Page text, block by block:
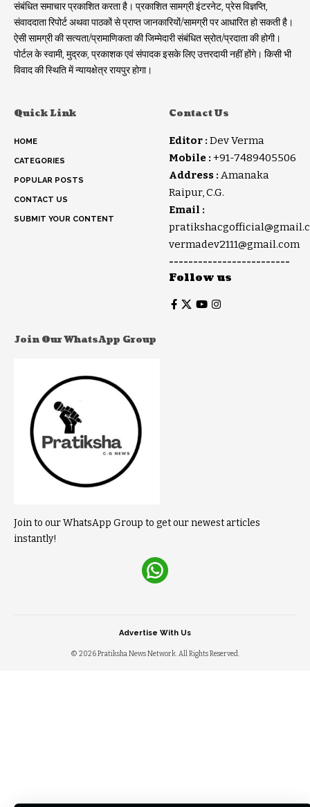
संबंधित समाचार प्रकाशित करता है। प्रकाशित सामग्री इंटरनेट, प्रेस विज्ञप्ति,
संवाददाता रिपोर्ट अथवा पाठकों से प्राप्त जानकारियों/सामग्री पर आधारित हो सकती है।
ऐसी सामग्री की सत्यता/प्रामाणिकता की जिम्मेदारी संबंधित स्रोत/प्रदाता की होगी।
पोर्टल के स्वामी, मुद्रक, प्रकाशक एवं संपादक इसके लिए उत्तरदायी नहीं होंगे। किसी भी
विवाद की स्थिति में न्यायक्षेत्र रायपुर होगा।
Quick Link
HOME
CATEGORIES
POPULAR POSTS
CONTACT US
SUBMIT YOUR CONTENT
Contact Us
Editor : Dev Verma
Mobile : +91-7489405506
Address : Amanaka
Raipur, C.G.
Email :
vermadev2111@gmail.com
-------------------------
Follow us
Join Our WhatsApp Group
Join to our WhatsApp Group to get our newest articles
instantly!
© 2026 Pratiksha News Network. All Rights Reserved.
Advertise With Us